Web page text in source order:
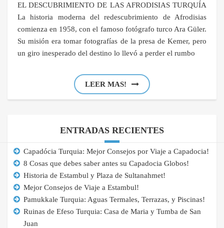
EL DESCUBRIMIENTO DE LAS AFRODISIAS TURQUÍA
La historia moderna del redescubrimiento de Afrodisias
comienza en 1958, con el famoso fotógrafo turco Ara Güler.
Su misión era tomar fotografías de la presa de Kemer, pero
un giro inesperado del destino lo llevó a perder el rumbo
LEER MAS!
ENTRADAS RECIENTES
Capadócia Turquia: Mejor Consejos por Viaje a Capadocia!
8 Cosas que debes saber antes su Capadocia Globos!
Historia de Estambul y Plaza de Sultanahmet!
Mejor Consejos de Viaje a Estambul!
Pamukkale Turquia: Aguas Termales, Terrazas, y Piscinas!
Ruinas de Efeso Turquia: Casa de Maria y Tumba de San
Juan